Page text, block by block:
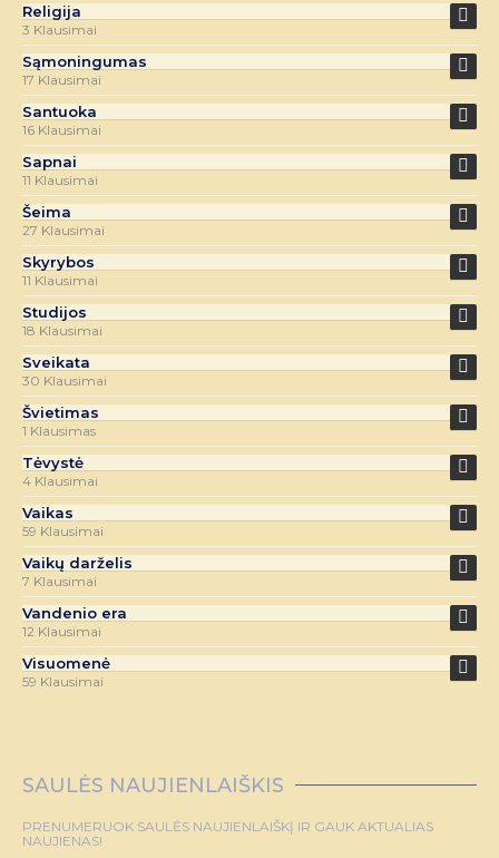
Religija
3 Klausimai
Sąmoningumas
17 Klausimai
Santuoka
16 Klausimai
Sapnai
11 Klausimai
Šeima
27 Klausimai
Skyrybos
11 Klausimai
Studijos
18 Klausimai
Sveikata
30 Klausimai
Švietimas
1 Klausimas
Tėvystė
4 Klausimai
Vaikas
59 Klausimai
Vaikų darželis
7 Klausimai
Vandenio era
12 Klausimai
Visuomenė
59 Klausimai
SAULĖS NAUJIENLAIŠKIS
PRENUMERUOK SAULĖS NAUJIENLAIŠKĮ IR GAUK AKTUALIAS
NAUJIENAS!